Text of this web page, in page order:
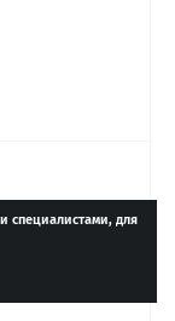
специалистами, для